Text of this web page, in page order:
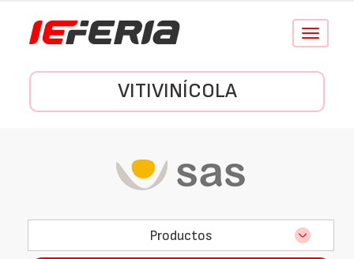
Conmutar
VITIVINÍCOLA
Productos